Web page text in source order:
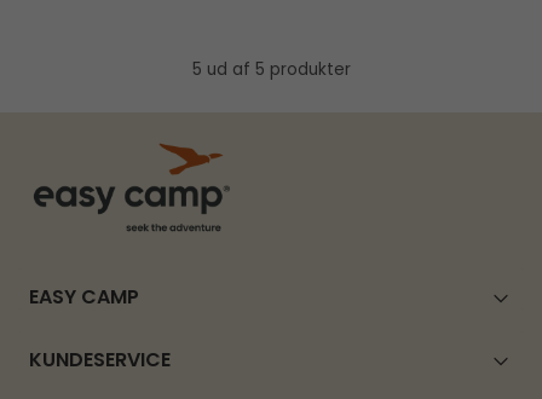
5 ud af 5 produkter
EASY CAMP
KUNDESERVICE